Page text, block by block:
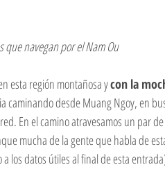
que navegan por el Nam Ou
esta región montañosa y con la
caminando desde Muang Ngoy, en
En el camino atravesamos un par
mucha de la gente que habla de
los datos útiles al final de esta